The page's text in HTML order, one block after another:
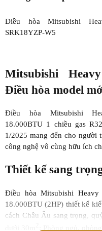
Điều hòa Mitsubishi
SRK18YZP-W5
Mitsubishi
Điều hòa model
Điều hòa Mitsubishi
18.000BTU 1 chiều gas
1/2025 mang đến cho người
công nghệ vô cùng hữu ích
Thiết kế sang
Điều hòa Mitsubishi Heavy
18.000BTU (2HP) thiết kế
cách Châu Âu sang trọng,